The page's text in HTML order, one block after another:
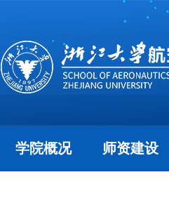
学院概况 师资建设